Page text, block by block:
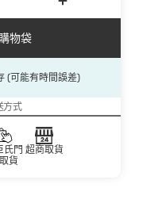
物袋
(可能有時間誤差)
方式
氏門
貨
超商取貨